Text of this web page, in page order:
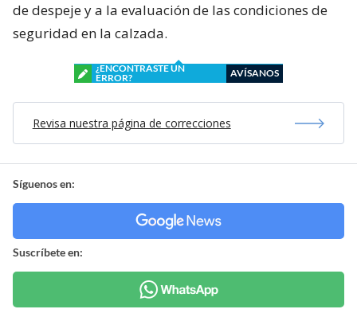
de despeje y a la evaluación de las condiciones de
seguridad en la calzada.
¿ENCONTRASTE UN
ERROR?
AVÍSANOS
Revisa nuestra página de correcciones
Síguenos en:
Suscríbete en: